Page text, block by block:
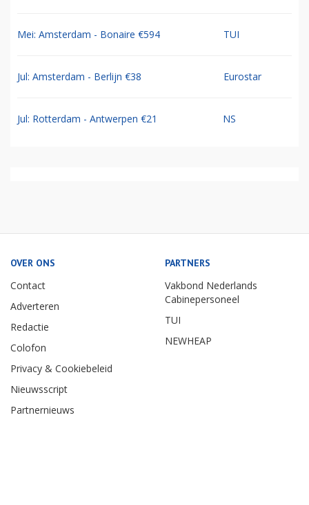
Mei: Amsterdam - Bonaire €594 TUI
Jul: Amsterdam - Berlijn €38 Eurostar
Jul: Rotterdam - Antwerpen €21 NS
OVER ONS
Contact
Adverteren
Redactie
Colofon
Privacy & Cookiebeleid
Nieuwsscript
Partnernieuws
PARTNERS
Vakbond Nederlands
Cabinepersoneel
TUI
NEWHEAP